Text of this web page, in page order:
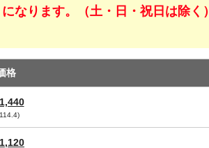
なります。（土・日・祝日は除く）
格